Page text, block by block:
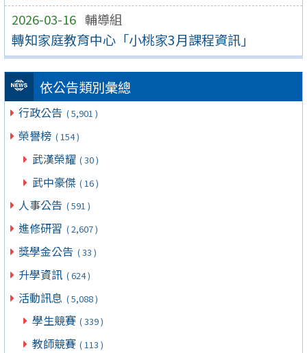
2026-03-16 輔導組
轉知家庭教育中心「小桃家3月課程資訊」
依公告類別彙總
行政公告 ( 5,901 )
榮譽榜 ( 154 )
武漢榮耀 ( 30 )
武中豪傑 ( 16 )
人事公告 ( 591 )
進修研習 ( 2,607 )
獎學金公告 ( 33 )
升學資訊 ( 624 )
活動訊息 ( 5,088 )
學生競賽 ( 339 )
教師競賽 ( 113 )